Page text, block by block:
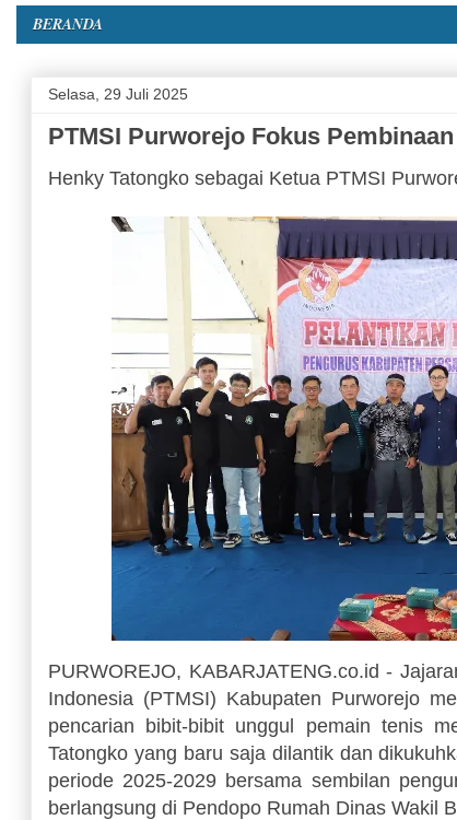
BERANDA
Selasa, 29 Juli 2025
PTMSI Purworejo Fokus
Henky Tatongko sebagai Ketua PTMSI
PURWOREJO, KABARJATENG.co.id -
Indonesia (PTMSI) Kabupaten Purworejo
pencarian bibit-bibit unggul pemain tenis
Tatongko yang baru saja dilantik dan
periode 2025-2029 bersama sembilan
berlangsung di Pendopo Rumah Dinas Wakil